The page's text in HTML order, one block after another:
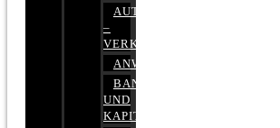
AUTOBETRUG
–
VERKEHRSRECHT
ANWALTSHAFTUNGSRECHT
BANK-
UND
KAPITALMARKTRECHT